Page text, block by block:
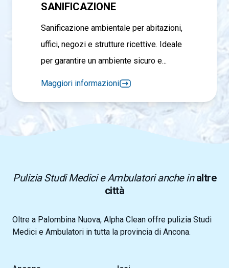
SANIFICAZIONE
Sanificazione ambientale per abitazioni,
uffici, negozi e strutture ricettive. Ideale
per garantire un ambiente sicuro e...
Maggiori informazioni
Pulizia Studi Medici e Ambulatori anche inaltre
città
Oltre a Palombina Nuova, Alpha Clean offre pulizia Studi
Medici e Ambulatori in tutta la provincia di Ancona.